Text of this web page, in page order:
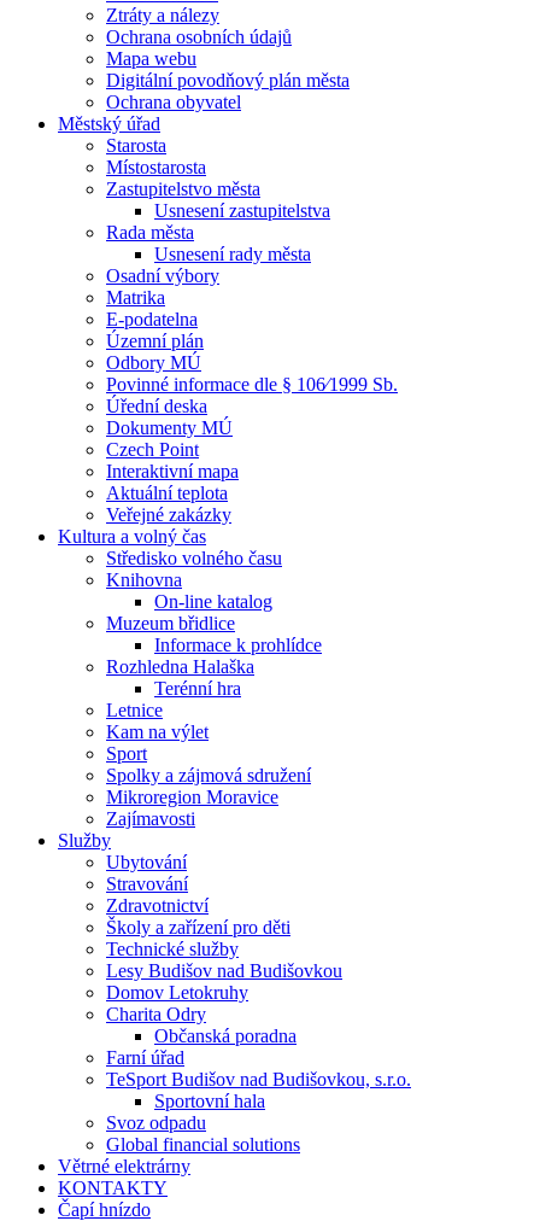
Ztráty a nálezy
Ochrana osobních údajů
Mapa webu
Digitální povodňový plán města
Ochrana obyvatel
Městský úřad
Starosta
Místostarosta
Zastupitelstvo města
Usnesení zastupitelstva
Rada města
Usnesení rady města
Osadní výbory
Matrika
E-podatelna
Územní plán
Odbory MÚ
Povinné informace dle § 106⁄1999 Sb.
Úřední deska
Dokumenty MÚ
Czech Point
Interaktivní mapa
Aktuální teplota
Veřejné zakázky
Kultura a volný čas
Středisko volného času
Knihovna
On-line katalog
Muzeum břidlice
Informace k prohlídce
Rozhledna Halaška
Terénní hra
Letnice
Kam na výlet
Sport
Spolky a zájmová sdružení
Mikroregion Moravice
Zajímavosti
Služby
Ubytování
Stravování
Zdravotnictví
Školy a zařízení pro děti
Technické služby
Lesy Budišov nad Budišovkou
Domov Letokruhy
Charita Odry
Občanská poradna
Farní úřad
TeSport Budišov nad Budišovkou, s.r.o.
Sportovní hala
Svoz odpadu
Global financial solutions
Větrné elektrárny
KONTAKTY
Čapí hnízdo